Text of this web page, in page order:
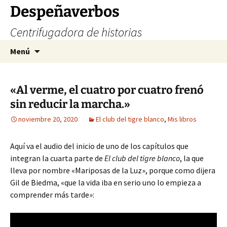
Saltar
contenido
Despeñaverbos
Centrifugadora de historias
Menú
«Al verme, el cuatro por cuatro frenó
sin reducir la marcha.»
noviembre 20, 2020 El club del tigre blanco, Mis libros
Aquí va el audio del inicio de uno de los capítulos que
integran la cuarta parte de El club del tigre blanco, la que
lleva por nombre «Mariposas de la Luz», porque como dijera
Gil de Biedma, «que la vida iba en serio uno lo empieza a
comprender más tarde»: